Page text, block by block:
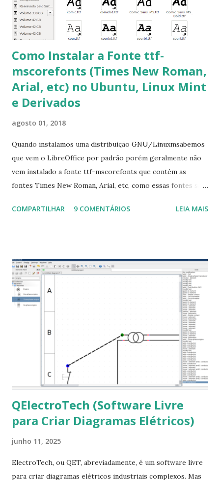
apt-get install --reinstall ttf-mscorefonts-installer
Como Instalar a Fonte ttf-
mscorefonts (Times New Roman,
Arial, etc) no Ubuntu, Linux Mint
e Derivados
agosto 01, 2018
Quando instalamos uma distribuição GNU/Linuxmsabemos
que vem o LibreOffice por padrão porém geralmente não
vem instalado a fonte ttf-mscorefonts que contém as
fontes Times New Roman, Arial, etc, como essas fontes são
a Associação Brasileira de Normas Técnicas (ABNT), exige
que contém essas fontes. Ao instalar o GNU/Linux abra o
terminal e execute o comando: $ sudo apt-get install ttf-
mscorefonts-installer Leia os termos de uso e avance
clicando em “Ok” Agora aceite os termos de uso clicando
em “Sim” Pronto agora abra o LibreOffice e veja se as
fontes Times New Roman, Arial estão instaladas. Caso
ocorra algum erro ou precisa reinstalar, execute: $ sudo
apt-get install --reinstall ttf-mscorefonts-installer
COMPARTILHAR 9 COMENTÁRIOS LEIA MAIS
QElectroTech (Software Livre
para Criar Diagramas Elétricos)
junho 11, 2025
ElectroTech, ou QET, abreviadamente, é um software livre
para criar diagramas elétricos industriais complexos. Mas